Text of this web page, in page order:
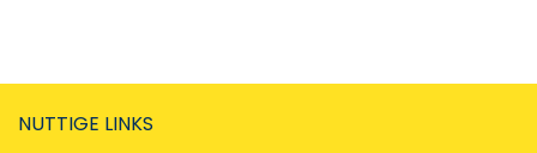
NUTTIGE LINKS